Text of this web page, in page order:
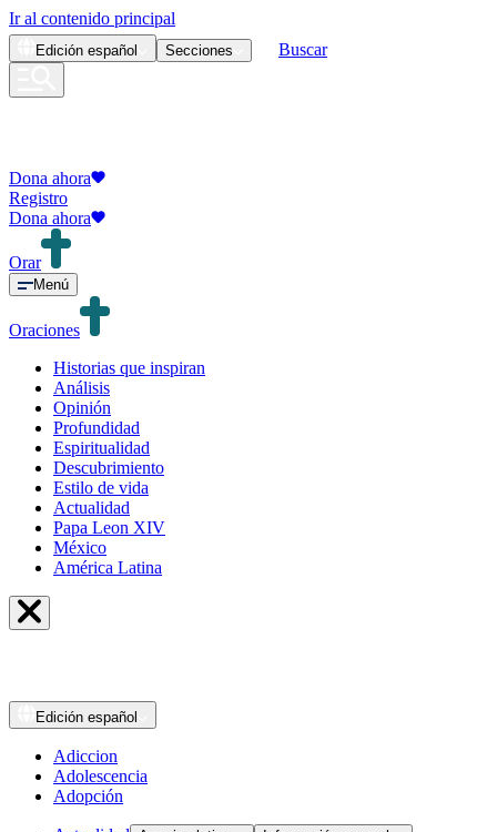
Ir al contenido principal
Edición español Secciones Buscar
Dona ahora
Registro
Dona ahora
Orar
Menú
Oraciones
Historias que inspiran
Análisis
Opinión
Profundidad
Espiritualidad
Descubrimiento
Estilo de vida
Actualidad
Papa Leon XIV
México
América Latina
Edición español
Adiccion
Adolescencia
Adopción